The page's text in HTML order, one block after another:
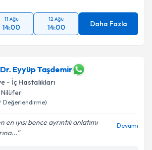
11 Ağu
14:00
12 Ağu
14:00 Daha Fazla
Eyyüp Taşdemir
- İç Hastalıkları
Nilüfer
Değerlendirme)
ıyısı bence ayrıntılı anlatımı
Devamı